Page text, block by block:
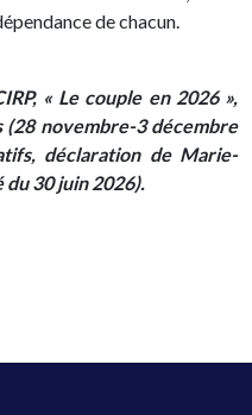
de chacun.
« Le couple en 2026 »,
(28 novembre-3 décembre
déclaration de Marie-
30 juin 2026).